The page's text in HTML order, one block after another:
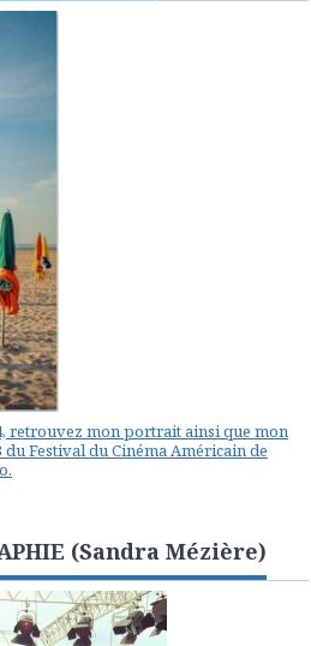
retrouvez mon portrait ainsi que mon
Festival du Cinéma Américain de
(Sandra Mézière)